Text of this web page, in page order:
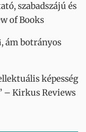
szabadszájú és
of Books
ám botrányos
képesség
– Kirkus Reviews